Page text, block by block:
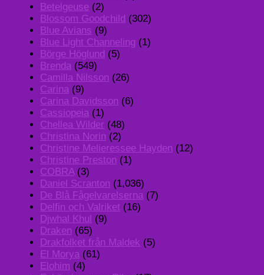
Betelgeuse (2)
Blossom Goodchild (302)
Blue Avians (9)
Blue Light Channeling (1)
Börge Höglund (5)
Brenda (549)
Camilla Nilsson (26)
Carina (9)
Carina Davidsson (6)
Cassiopeia (1)
Chellea Wilder (48)
Christina Norin (2)
Christine Melieressee Hayden (12)
Christine Preston (1)
COBRA(3)
Daniel Scranton (1,036)
De Blå Fågelvarelserna (7)
Delfin och Valriket (16)
Djwhal Khul (9)
Draken (65)
Drakfolket från Maldek (5)
El Morya (61)
Elohim (4)